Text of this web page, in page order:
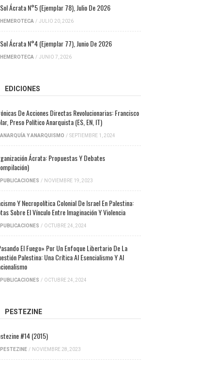
Ácrata N°5 (ejemplar 78), Julio De 2026
HEMEROTECA / JULIO 20, 2026
Ácrata N°4 (ejemplar 77), Junio De 2026
HEMEROTECA / JUNIO 7, 2026
EDICIONES
De Acciones Directas Revolucionarias: Francisco
Preso Político Anarquista (ES, EN, IT)
ANARQUÍA Y ANARQUISMO / SEPTIEMBRE 1, 2024
Ácrata: Propuestas Y Debates
PUBLICACIONES / NOVIEMBRE 19, 2023
Y Necropolítica Colonial De Israel En Palestina:
Sobre El Vínculo Entre Imaginación Y Violencia
PUBLICACIONES / OCTUBRE 24, 2024
El Fuego» Por Un Enfoque Libertario De La
Palestina: Una Crítica Al Esencialismo Y Al
PUBLICACIONES / OCTUBRE 24, 2024
PESTEZINE
#14 (2015)
PESTEZINE / NOVIEMBRE 28, 2023